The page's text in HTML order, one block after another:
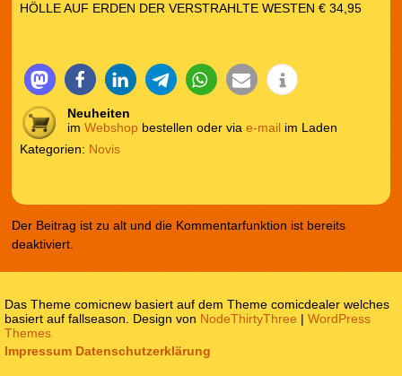
HÖLLE AUF ERDEN DER VERSTRAHLTE WESTEN € 34,95
Neuheiten
im Webshop bestellen oder via e-mail im Laden
Kategorien: Novis
Der Beitrag ist zu alt und die Kommentarfunktion ist bereits
deaktiviert.
Impressum Datenschutzerklärung
Das Theme comicnew basiert auf dem Theme comicdealer welches
basiert auf fallseason. Design von NodeThirtyThree |WordPress
Themes